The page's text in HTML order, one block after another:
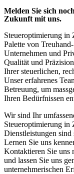
Melden Sie sich
Zukunft mit uns.
Steueroptimierung in
Palette von
Unternehmen und
Qualität und
Ihrer steuerlichen,
Unser erfahrenes
Betreuung, um
Ihren Bedürfnissen
Wir sind Ihr
Steueroptimierung in
Dienstleistungen
Lernen Sie uns
Kontaktieren Sie uns
und lassen Sie uns
unternehmerischen